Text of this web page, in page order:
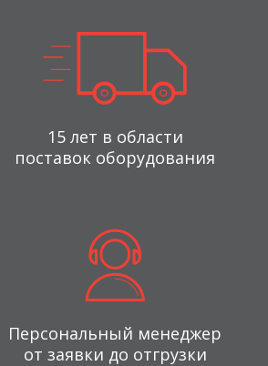
15 лет в области
поставок оборудования
Персональный менеджер
от заявки до отгрузки